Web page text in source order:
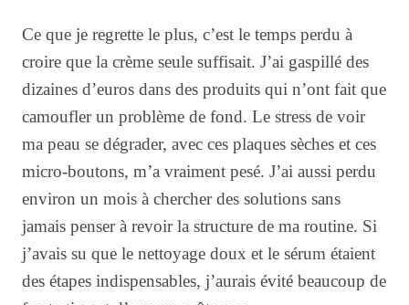
Ce que je regrette le plus, c’est le temps perdu à
croire que la crème seule suffisait. J’ai gaspillé des
dizaines d’euros dans des produits qui n’ont fait que
camoufler un problème de fond. Le stress de voir
ma peau se dégrader, avec ces plaques sèches et ces
micro-boutons, m’a vraiment pesé. J’ai aussi perdu
environ un mois à chercher des solutions sans
jamais penser à revoir la structure de ma routine. Si
j’avais su que le nettoyage doux et le sérum étaient
des étapes indispensables, j’aurais évité beaucoup de